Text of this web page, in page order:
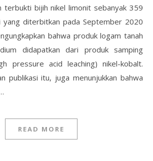
terbukti bijih nikel limonit sebanyak 359
yang diterbitkan pada September 2020
bahwa produk logam tanah
didapatkan dari produk samping
pressure acid leaching) nikel-kobalt.
publikasi itu, juga menunjukkan bahwa
READ MORE